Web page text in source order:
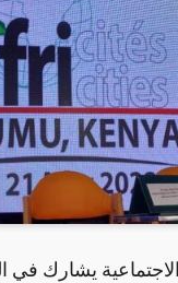
يشارك في